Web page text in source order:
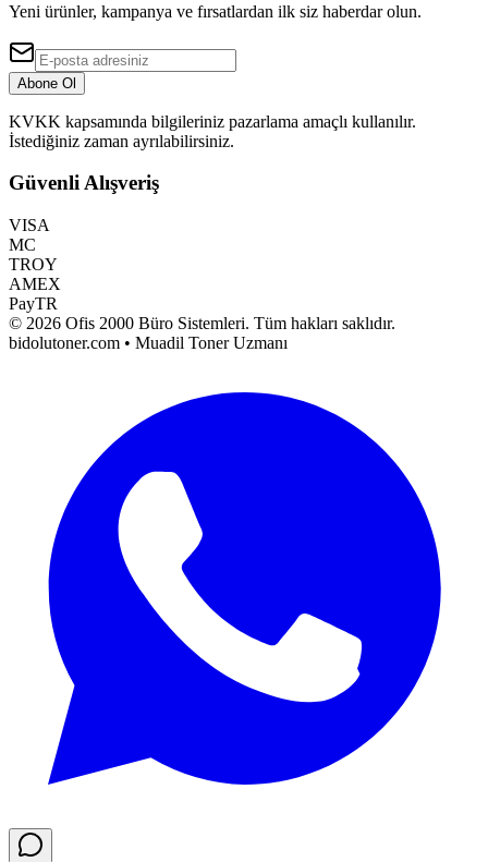
Yeni ürünler, kampanya ve fırsatlardan ilk siz haberdar olun.
Abone Ol
KVKK kapsamında bilgileriniz pazarlama amaçlı kullanılır.
İstediğiniz zaman ayrılabilirsiniz.
Güvenli Alışveriş
VISA
MC
TROY
AMEX
PayTR
© 2026 Ofis 2000 Büro Sistemleri. Tüm hakları saklıdır.
bidolutoner.com • Muadil Toner Uzmanı